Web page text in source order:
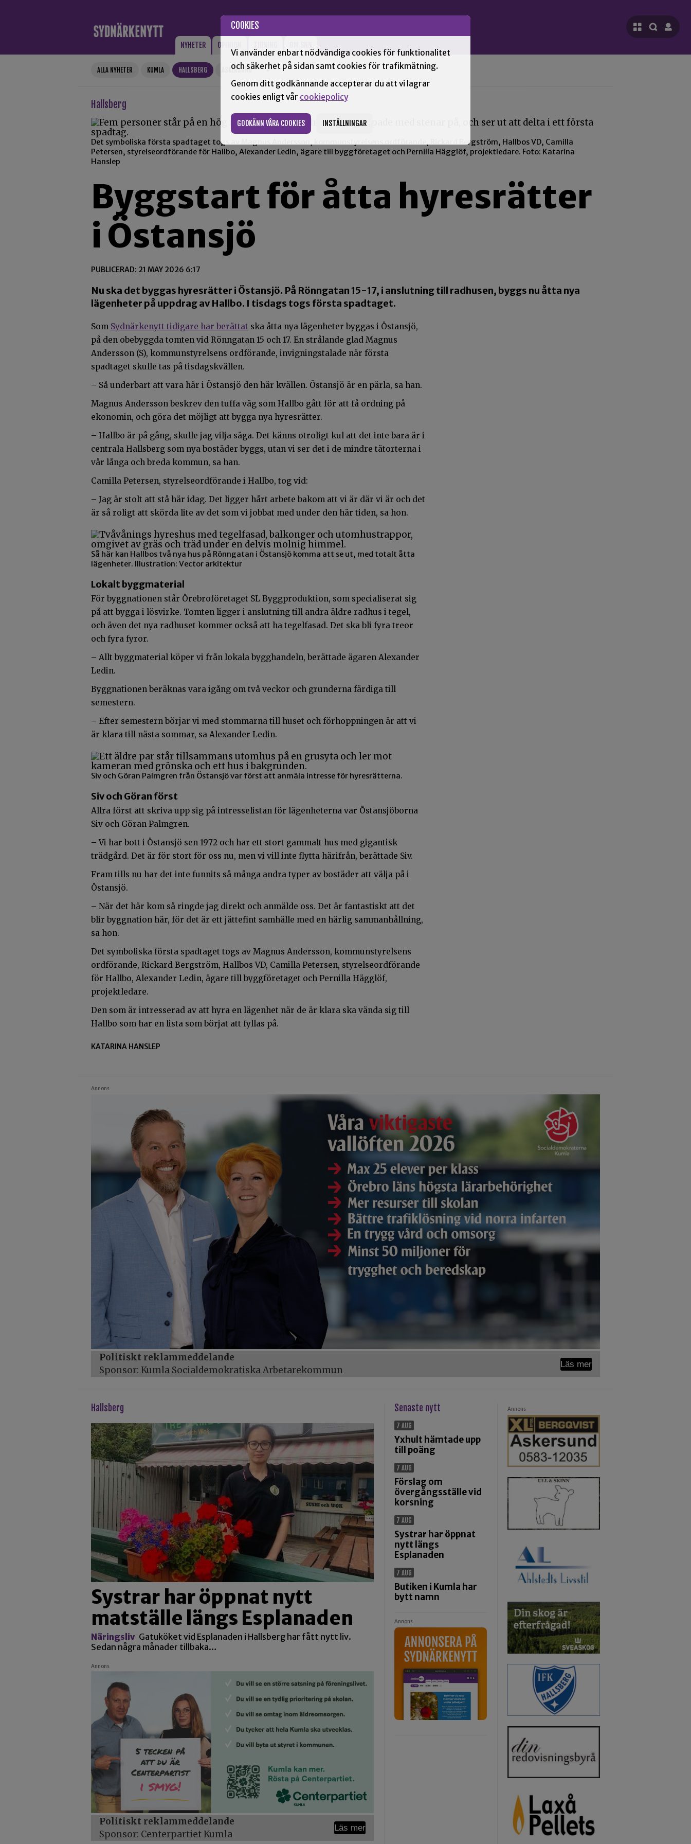
COOKIES
Vi använder enbart nödvändiga cookies för funktionalitet
och säkerhet på sidan samt cookies för trafikmätning.
Genom ditt godkännande accepterar du att vi lagrar
cookies enligt vår cookiepolicy
GODKÄNN VÅRA COOKIES INSTÄLLNINGAR
NYHETER OPINION
ALLA NYHETER KUMLA HALLSBERG ASKERSUND +
Hallsberg
Det symboliska första spadtaget togs av Magnus Andersson, kommunstyrelsens ordförande, Rickard Bergström, Hallbos VD, Camilla
Petersen, styrelseordförande för Hallbo, Alexander Ledin, ägare till byggföretaget och Pernilla Hägglöf, projektledare. Foto: Katarina
Hanslep
Byggstart för åtta hyresrätter
i Östansjö
PUBLICERAD: 21 MAY 2026 6:17
Nu ska det byggas hyresrätter i Östansjö. På Rönngatan 15-17, i anslutning till radhusen, byggs nu åtta nya
lägenheter på uppdrag av Hallbo. I tisdags togs första spadtaget.
Som Sydnärkenytt tidigare har berättat ska åtta nya lägenheter byggas i Östansjö,
på den obebyggda tomten vid Rönngatan 15 och 17. En strålande glad Magnus
Andersson (S), kommunstyrelsens ordförande, invigningstalade när första
spadtaget skulle tas på tisdagskvällen.
– Så underbart att vara här i Östansjö den här kvällen. Östansjö är en pärla, sa han.
Magnus Andersson beskrev den tuffa väg som Hallbo gått för att få ordning på
ekonomin, och göra det möjligt att bygga nya hyresrätter.
– Hallbo är på gång, skulle jag vilja säga. Det känns otroligt kul att det inte bara är i
centrala Hallsberg som nya bostäder byggs, utan vi ser det i de mindre tätorterna i
vår långa och breda kommun, sa han.
Camilla Petersen, styrelseordförande i Hallbo, tog vid:
– Jag är stolt att stå här idag. Det ligger hårt arbete bakom att vi är där vi är och det
är så roligt att skörda lite av det som vi jobbat med under den här tiden, sa hon.
Så här kan Hallbos två nya hus på Rönngatan i Östansjö komma att se ut, med totalt åtta
lägenheter. Illustration: Vector arkitektur
Lokalt byggmaterial
För byggnationen står Örebroföretaget SL Byggproduktion, som specialiserat sig
på att bygga i lösvirke. Tomten ligger i anslutning till andra äldre radhus i tegel,
och även det nya radhuset kommer också att ha tegelfasad. Det ska bli fyra treor
och fyra fyror.
– Allt byggmaterial köper vi från lokala bygghandeln, berättade ägaren Alexander
Ledin.
Byggnationen beräknas vara igång om två veckor och grunderna färdiga till
semestern.
– Efter semestern börjar vi med stommarna till huset och förhoppningen är att vi
är klara till nästa sommar, sa Alexander Ledin.
Siv och Göran Palmgren från Östansjö var först att anmäla intresse för hyresrätterna.
Siv och Göran först
Allra först att skriva upp sig på intresselistan för lägenheterna var Östansjöborna
Siv och Göran Palmgren.
– Vi har bott i Östansjö sen 1972 och har ett stort gammalt hus med gigantisk
trädgård. Det är för stort för oss nu, men vi vill inte flytta härifrån, berättade Siv.
Fram tills nu har det inte funnits så många andra typer av bostäder att välja på i
Östansjö.
– När det här kom så ringde jag direkt och anmälde oss. Det är fantastiskt att det
blir byggnation här, för det är ett jättefint samhälle med en härlig sammanhållning,
sa hon.
Det symboliska första spadtaget togs av Magnus Andersson, kommunstyrelsens
ordförande, Rickard Bergström, Hallbos VD, Camilla Petersen, styrelseordförande
för Hallbo, Alexander Ledin, ägare till byggföretaget och Pernilla Hägglöf,
projektledare.
Den som är intresserad av att hyra en lägenhet när de är klara ska vända sig till
Hallbo som har en lista som börjat att fyllas på.
KATARINA HANSLEP
Annons
Politiskt reklammeddelande
Sponsor: Kumla Socialdemokratiska Arbetarekommun
Läs mer
hallsberg
Systrar har öppnat nytt
matställe längs Esplanaden
Näringsliv Gatuköket vid Esplanaden i Hallsberg har fått nytt liv.
Sedan några månader tillbaka…
Annons
Politiskt reklammeddelande
Sponsor: Centerpartiet Kumla
Läs mer
Senaste nytt
7 AUG
Yxhult hämtade upp
till poäng
7 AUG
Förslag om
övergångsställe vid
korsning
7 AUG
Systrar har öppnat
nytt längs
Esplanaden
7 AUG
Butiken i Kumla har
bytt namn
Annons
Annons